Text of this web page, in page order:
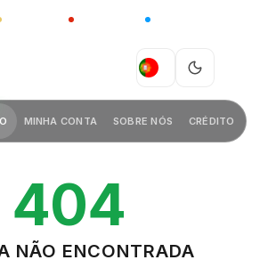
CHINA
PT
MINHA CONTA SOBRE NÓS CRÉDITO
404
NÃO ENCONTRADA